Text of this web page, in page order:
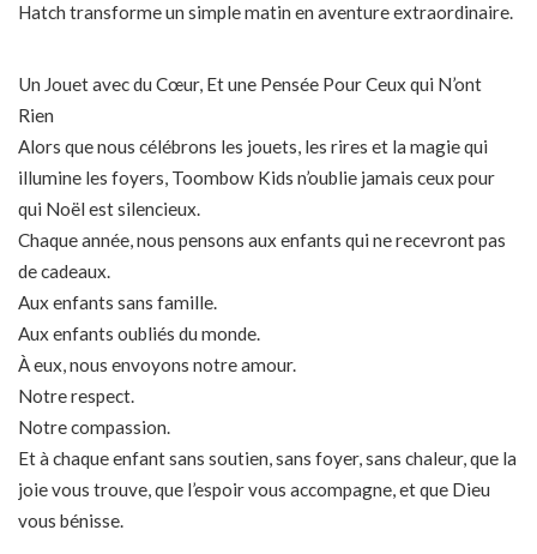
Hatch transforme un simple matin en aventure extraordinaire.
Un Jouet avec du Cœur, Et une Pensée Pour Ceux qui N’ont
Rien
Alors que nous célébrons les jouets, les rires et la magie qui
illumine les foyers, Toombow Kids n’oublie jamais ceux pour
qui Noël est silencieux.
Chaque année, nous pensons aux enfants qui ne recevront pas
de cadeaux.
Aux enfants sans famille.
Aux enfants oubliés du monde.
À eux, nous envoyons notre amour.
Notre respect.
Notre compassion.
Et à chaque enfant sans soutien, sans foyer, sans chaleur, que la
joie vous trouve, que l’espoir vous accompagne, et que Dieu
vous bénisse.